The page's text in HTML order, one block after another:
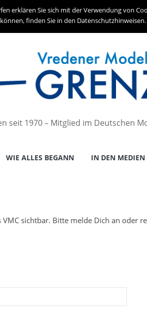
seit 1970 – Mitglied im Deutschen
WIE ALLES BEGANN IN DEN MEDIEN
sichtbar. Bitte melde Dich an oder
erklären Sie sich mit der Verwendung von
finden Sie in den Datenschutzhinweisen.